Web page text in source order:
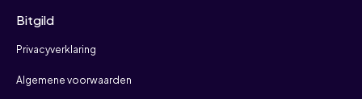
Bitgild
Privacyverklaring
Algemene voorwaarden